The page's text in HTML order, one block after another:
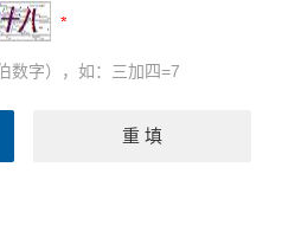
数字），如：三加四=7